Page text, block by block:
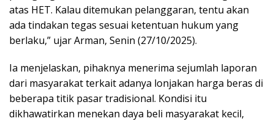
atas HET. Kalau ditemukan pelanggaran, tentu akan
ada tindakan tegas sesuai ketentuan hukum yang
berlaku,” ujar Arman, Senin (27/10/2025).
Ia menjelaskan, pihaknya menerima sejumlah laporan
dari masyarakat terkait adanya lonjakan harga beras di
beberapa titik pasar tradisional. Kondisi itu
dikhawatirkan menekan daya beli masyarakat kecil,